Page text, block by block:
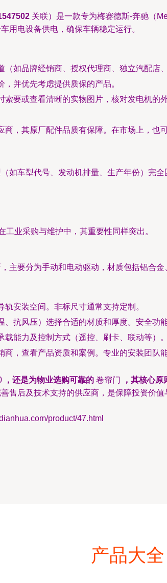
关联）是一款专为梅赛德斯-奔驰（
用电设备供电，确保车辆稳定运行。
（如品牌经销商、授权代理商、独立汽配
并优先考虑提供质保的产品。
索要或查看清晰的实物图片，核对发电机
商，其原厂配件品质有保障。在市场上，
如车型代号、发动机排量、生产年份）完
工业采购与维护中，其重要性同样突出。
主要分为手动和电动驱动，材质包括铝合
轨安装空间。非标尺寸通常支持定制。
、抗风压）选择合适的材质和厚度。安全功
能力及控制方式（遥控、刷卡、联动等）。
商，查看产品资质和案例。专业的安装团队
，还是为物业选购可靠的 卷帘门 ，其核心原
售后及技术支持的供应商，是保障投资价
product/47.html
产品大全